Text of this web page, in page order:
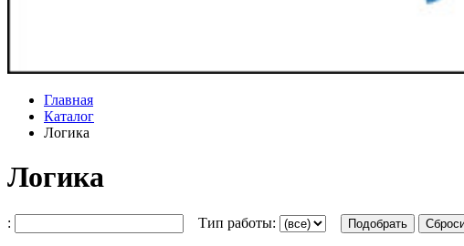
Главная
Каталог
Логика
Логика
: Тип работы: